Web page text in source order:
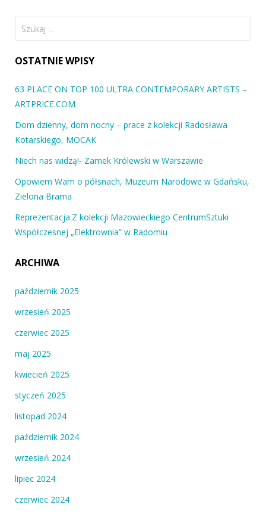
Szukaj:
OSTATNIE WPISY
63 PLACE ON TOP 100 ULTRA CONTEMPORARY ARTISTS –
ARTPRICE.COM
Dom dzienny, dom nocny – prace z kolekcji Radosława
Kotarskiego, MOCAK
Niech nas widzą!- Zamek Królewski w Warszawie
Opowiem Wam o półsnach, Muzeum Narodowe w Gdańsku,
Zielona Brama
Reprezentacja.Z kolekcji Mazowieckiego CentrumSztuki
Współczesnej „Elektrownia” w Radomiu
ARCHIWA
październik 2025
wrzesień 2025
czerwiec 2025
maj 2025
kwiecień 2025
styczeń 2025
listopad 2024
październik 2024
wrzesień 2024
lipiec 2024
czerwiec 2024